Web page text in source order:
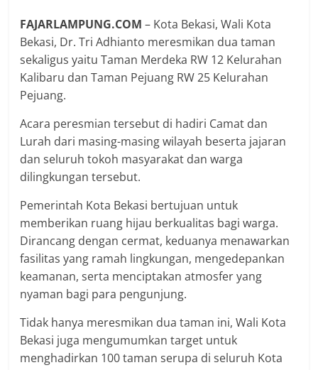
FAJARLAMPUNG.COM– Kota Bekasi, Wali Kota
Bekasi, Dr. Tri Adhianto meresmikan dua taman
sekaligus yaitu Taman Merdeka RW 12 Kelurahan
Kalibaru dan Taman Pejuang RW 25 Kelurahan
Pejuang.
Acara peresmian tersebut di hadiri Camat dan
Lurah dari masing-masing wilayah beserta jajaran
dan seluruh tokoh masyarakat dan warga
dilingkungan tersebut.
Pemerintah Kota Bekasi bertujuan untuk
memberikan ruang hijau berkualitas bagi warga.
Dirancang dengan cermat, keduanya menawarkan
fasilitas yang ramah lingkungan, mengedepankan
keamanan, serta menciptakan atmosfer yang
nyaman bagi para pengunjung.
Tidak hanya meresmikan dua taman ini, Wali Kota
Bekasi juga mengumumkan target untuk
menghadirkan 100 taman serupa di seluruh Kota